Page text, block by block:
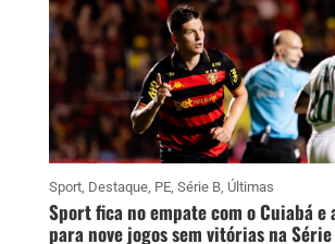
Sport, Destaque, PE, Série B, Últimas
Sport fica no empate com o Cuiabá
para nove jogos sem vitórias na